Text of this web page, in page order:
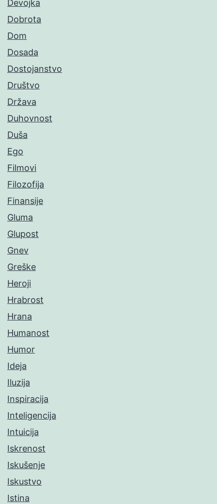
Devojka
Dobrota
Dom
Dosada
Dostojanstvo
Društvo
Država
Duhovnost
Duša
Ego
Filmovi
Filozofija
Finansije
Gluma
Glupost
Gnev
Greške
Heroji
Hrabrost
Hrana
Humanost
Humor
Ideja
Iluzija
Inspiracija
Inteligencija
Intuicija
Iskrenost
Iskušenje
Iskustvo
Istina